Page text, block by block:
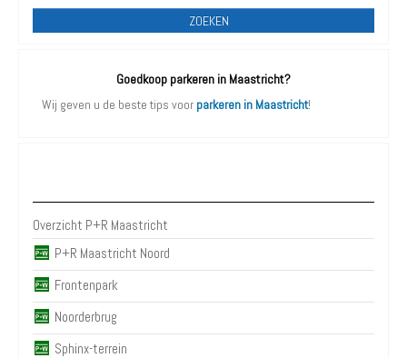
ZOEKEN
Goedkoop parkeren in Maastricht?
Wij geven u de beste tips voor parkeren in Maastricht!
Overzicht P+R Maastricht
P+R Maastricht Noord
Frontenpark
Noorderbrug
Sphinx-terrein